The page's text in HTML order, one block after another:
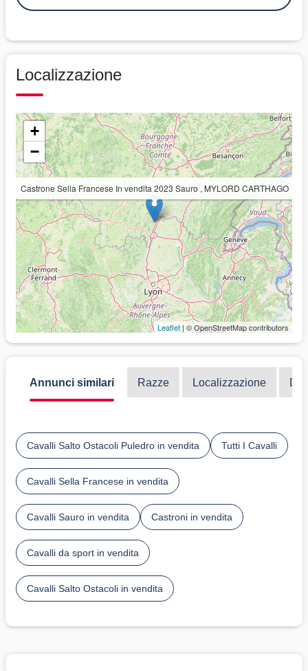
Localizzazione
Castrone Sella Francese In vendita 2023 Sauro , MYLORD CARTHAGO
+
−
Leaflet | © OpenStreetMap contributors
Annunci similari Razze Localizzazione
Cavalli Salto Ostacoli Puledro in vendita Tutti I Cavalli
Cavalli Sella Francese in vendita
Cavalli Sauro in vendita Castroni in vendita
Cavalli da sport in vendita
Cavalli Salto Ostacoli in vendita